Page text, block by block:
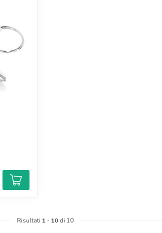
Risultati 1- 10di 10